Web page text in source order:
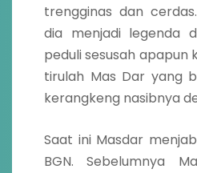
trengginas dan
dia menjadi legenda
peduli sesusah apapun
tirulah Mas Dar yang
kerangkeng nasibnya
Saat ini Masdar
BGN. Sebelumnya